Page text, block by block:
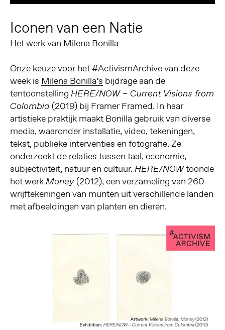
Iconen van een Natie
Het werk van Milena Bonilla
Onze keuze voor het #ActivismArchive van deze
week is Milena Bonilla’s bijdrage aan de
tentoonstelling HERE/NOW – Current Visions from
Colombia (2019) bij Framer Framed. In haar
artistieke praktijk maakt Bonilla gebruik van diverse
media, waaronder installatie, video, tekeningen,
tekst, publieke interventies en fotografie. Ze
onderzoekt de relaties tussen taal, economie,
subjectiviteit, natuur en cultuur. HERE/NOWtoonde
het werkMoney (2012), een verzameling van 260
wrijftekeningen van munten uit verschillende landen
met afbeeldingen van planten en dieren.